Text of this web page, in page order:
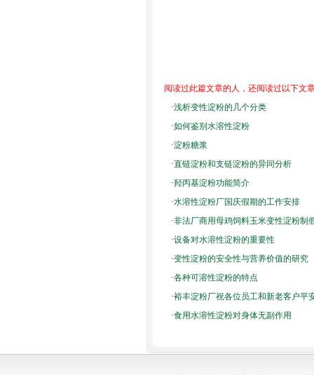
阅读过此篇文章的人，还阅读过以下文
·浅析变性淀粉的几个分类
·如何鉴别水溶性淀粉
·淀粉糖浆
·直链淀粉和支链淀粉的异同分析
·羟丙基淀粉功能简介
·水溶性淀粉厂国庆假期的工作安排
·非法厂商用母鸡饲料玉米变性淀粉制
·设备对水溶性淀粉的重要性
·变性淀粉的安全性与营养价值的研究
·各种可溶性淀粉的特点
·裕丰淀粉厂祝各位员工和新老客户平
·食用水溶性淀粉对身体无副作用